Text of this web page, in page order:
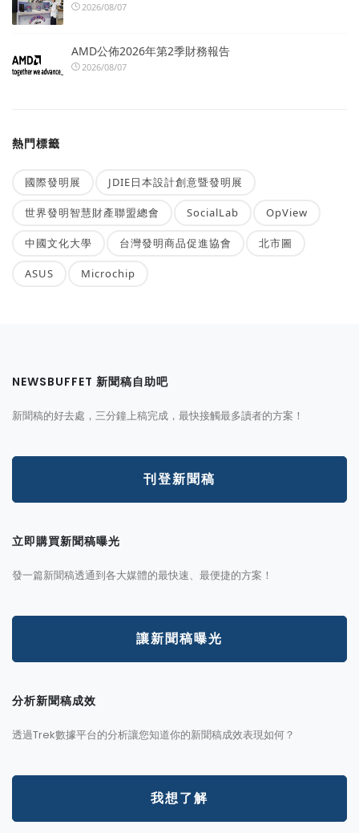
2026/08/07
AMD公佈2026年第2季財務報告
2026/08/07
熱門標籤
國際發明展 JDIE日本設計創意暨發明展
世界發明智慧財產聯盟總會 SocialLab OpView
中國文化大學 台灣發明商品促進協會 北市圖
ASUS Microchip
NEWSBUFFET 新聞稿自助吧
新聞稿的好去處，三分鐘上稿完成，最快接觸最多讀者的方案！
刊登新聞稿
立即購買新聞稿曝光
發一篇新聞稿透通到各大媒體的最快速、最便捷的方案！
讓新聞稿曝光
分析新聞稿成效
透過Trek數據平台的分析讓您知道你的新聞稿成效表現如何？
我想了解